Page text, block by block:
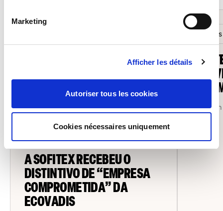
Marketing
Afficher les détails
Autoriser tous les cookies
Cookies nécessaires uniquement
A SOFITEX RECEBEU O
DISTINTIVO DE “EMPRESA
COMPROMETIDA” DA
ECOVADIS
12